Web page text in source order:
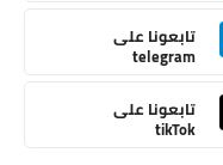
تابعونا على
telegram
تابعونا على
tikTok